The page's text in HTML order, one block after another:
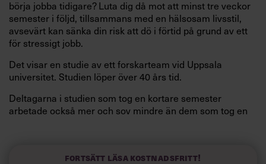
börja jobba tidigare? Luta dig då mot att minst tre veckor
semester i följd, tillsammans med en hälsosam livsstil,
avsevärt kan sänka din risk att dö i förtid på grund av ett
för stressigt jobb.
Det visar en studie av ett forskarteam vid Uppsala
universitet. Studien löper över 40 års tid.
Deltagarna i studien som tog en kortare semester
arbetade också mer och sov mindre än dem som tog en
Forskarna tror sig dessutom kunna uttyda att en längre
Fortsätt läsa kostnadsfritt!